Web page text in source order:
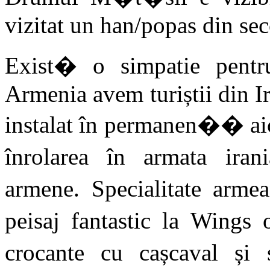
vizitat un han/popas din
Exist� o simpatie
Armenia avem turiștii din
instalat în permanen��
înrolarea în armata
armene. Specialitate
peisaj fantastic la
crocante cu cașcaval